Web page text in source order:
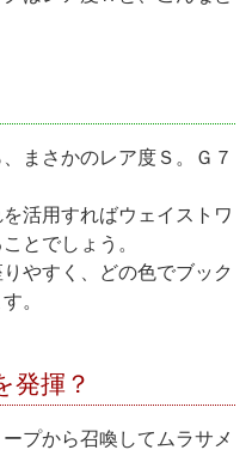
まさかのレア度Ｓ。Ｇ７
活用すればウェイストワ
とでしょう。
やすく、どの色でブック
。
発揮？
プから召喚してムラサメ